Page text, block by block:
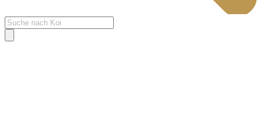
Products
search